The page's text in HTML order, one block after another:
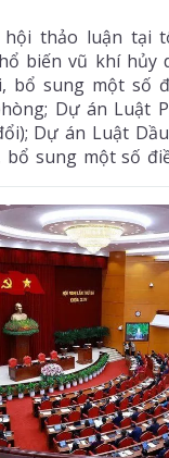
hội thảo luận tại
biến vũ khí hủy
bổ sung một số
Dự án Luật
Dự án Luật
sung một số
của Nhà nước
về cơ chế, chính
liên quan đến
ứng dụng khoa
đổi số.